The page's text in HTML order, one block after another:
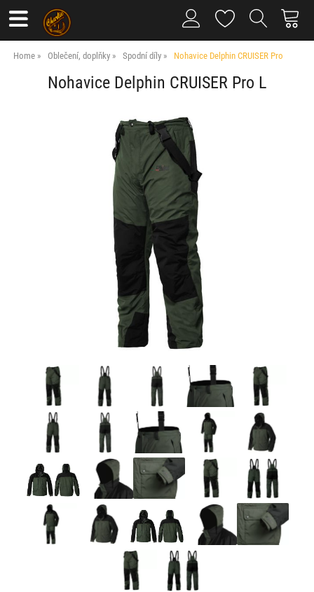
Home Oblečení, doplňky Spodní díly Nohavice Delphin CRUISER Pro
Nohavice Delphin CRUISER Pro L